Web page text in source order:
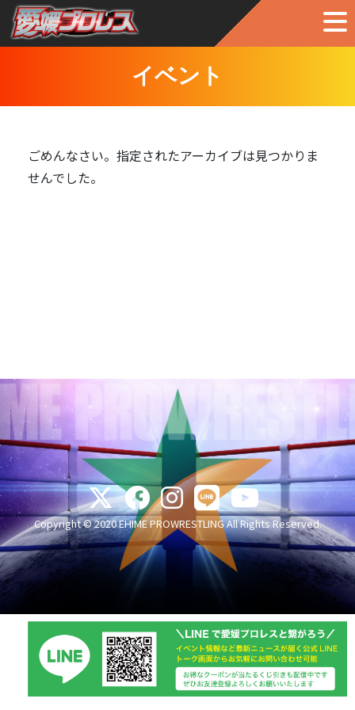
イベント
ごめんなさい。指定されたアーカイブは見つかりま
せんでした。
Copyright © 2020 EHIME PROWRESTLING All Rights Reserved.